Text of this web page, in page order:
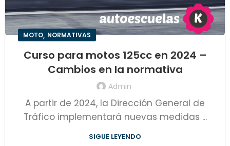
MOTO, NORMATIVAS
Curso para motos 125cc en 2024 –
Cambios en la normativa
Admin
A partir de 2024, la Dirección General de
Tráfico implementará nuevas medidas ...
SIGUE LEYENDO